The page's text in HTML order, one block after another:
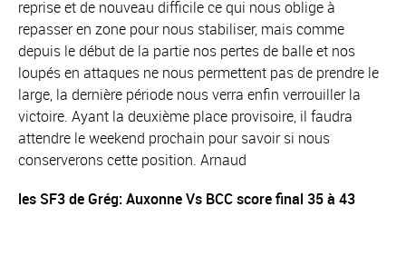
reprise et de nouveau difficile ce qui nous oblige à
repasser en zone pour nous stabiliser, mais comme
depuis le début de la partie nos pertes de balle et nos
loupés en attaques ne nous permettent pas de prendre le
large, la dernière période nous verra enfin verrouiller la
victoire. Ayant la deuxième place provisoire, il faudra
attendre le weekend prochain pour savoir si nous
conserverons cette position. Arnaud
les SF3 de Grég: Auxonne Vs BCC score final 35 à 43